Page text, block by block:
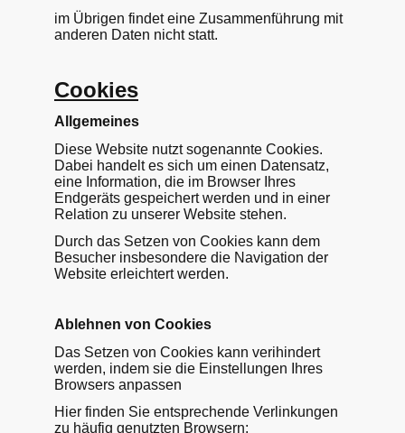
im Übrigen findet eine Zusammenführung mit
anderen Daten nicht statt.
Cookies
Allgemeines
Diese Website nutzt sogenannte Cookies.
Dabei handelt es sich um einen Datensatz,
eine Information, die im Browser Ihres
Endgeräts gespeichert werden und in einer
Relation zu unserer Website stehen.
Durch das Setzen von Cookies kann dem
Besucher insbesondere die Navigation der
Website erleichtert werden.
Ablehnen von Cookies
Das Setzen von Cookies kann verihindert
werden, indem sie die Einstellungen Ihres
Browsers anpassen
Hier finden Sie entsprechende Verlinkungen
zu häufig genutzten Browsern: